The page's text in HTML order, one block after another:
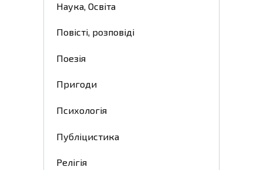
Наука, Освіта
Повісті, розповіді
Поезія
Пригоди
Психологія
Публіцистика
Релігія